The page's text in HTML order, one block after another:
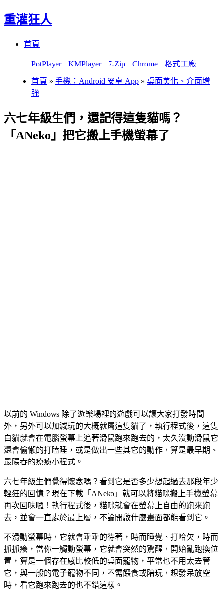
重灌狂人
首頁
PotPlayer KMPlayer 7-Zip Chrome 格式工廠
首頁 » 手機：Android 安卓 App » 桌面美化、介面增
強
六七年級生們，還記得這隻貓嗎？
「ANeko」把它搬上手機螢幕了
以前的 Windows 除了遊樂場裡的遊戲可以讓大家打發時間
外，另外可以加減玩的大概就屬這隻貓了，執行程式後，這隻
白貓就會在電腦螢幕上追著滑鼠跑來跑去的，太久沒動滑鼠它
還會偷懶的打瞌睡，或是做出一些其它的動作，算是最早期、
最陽春的療癒小程式。
六七年級生們覺得懷念嗎？看到它是否多少想起過去那段年少
輕狂的回憶？現在下載「ANeko」就可以將貓咪搬上手機螢幕
再次回味囉！執行程式後，貓咪就會在螢幕上自由的跑來跑
去，並會一直處於最上層，不論開啟什麼畫面都能看到它。
不滑動螢幕時，它就會乖乖的待著，時而睡覺、打哈欠，時而
抓抓癢，當你一觸動螢幕，它就會突然的驚醒，開始亂跑換位
置，算是一個存在感比較低的桌面寵物，平常也不用太去管
它，與一般的電子寵物不同，不需餵食或陪玩，想發呆放空
時，看它跑來跑去的也不錯這樣。